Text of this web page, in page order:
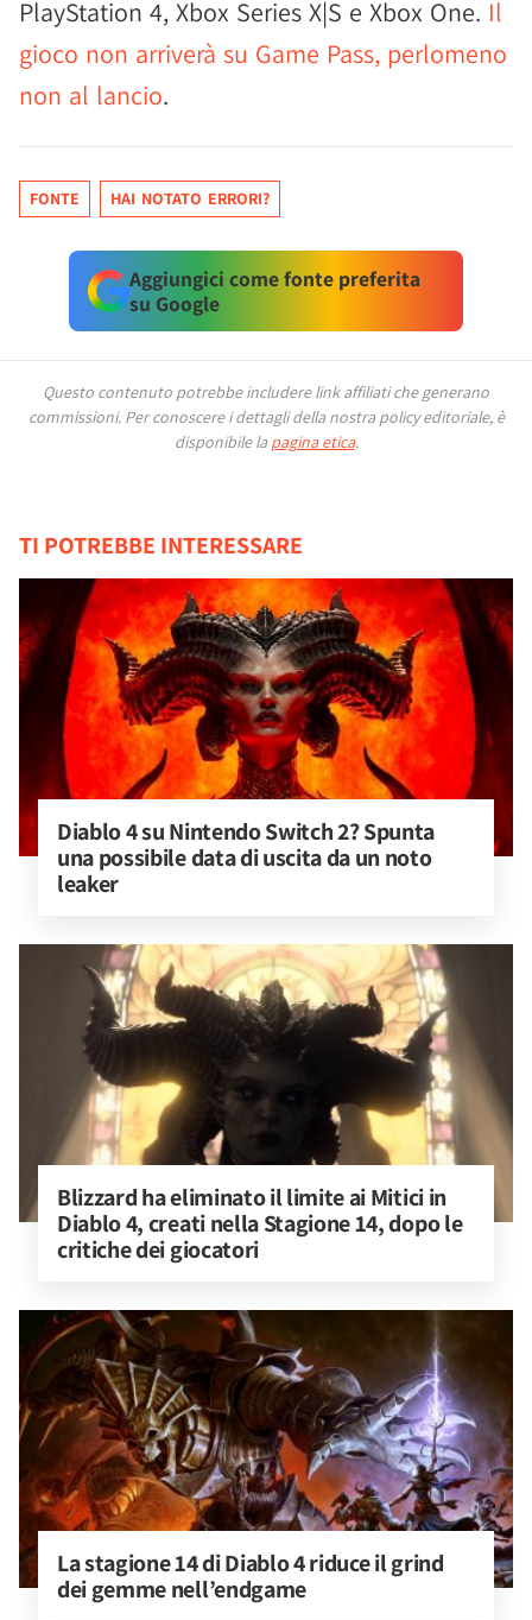
PlayStation 4, Xbox Series X|S e Xbox One. Il
gioco non arriverà su Game Pass, perlomeno
non al lancio.
FONTE HAI NOTATO ERRORI?
Aggiungici come fonte preferita
su Google
Questo contenuto potrebbe includere link affiliati che generano
commissioni. Per conoscere i dettagli della nostra policy editoriale, è
disponibile la pagina etica.
TI POTREBBE INTERESSARE
Diablo 4 su Nintendo Switch 2? Spunta
una possibile data di uscita da un noto
leaker
Blizzard ha eliminato il limite ai Mitici in
Diablo 4, creati nella Stagione 14, dopo le
critiche dei giocatori
La stagione 14 di Diablo 4 riduce il grind
dei gemme nell’endgame